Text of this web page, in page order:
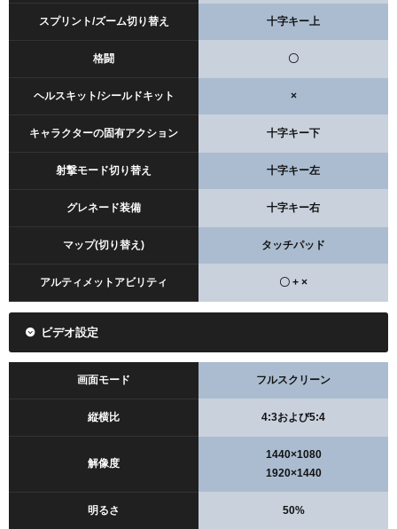
スプリント/ズーム切り替え 十字キー上
格闘 〇
ヘルスキット/シールドキット ×
キャラクターの固有アクション 十字キー下
射撃モード切り替え 十字キー左
グレネード装備 十字キー右
マップ(切り替え) タッチパッド
アルティメットアビリティ 〇 + ×
ビデオ設定
画面モード フルスクリーン
縦横比 4:3および5:4
解像度
1440×1080
1920×1440
明るさ 50%